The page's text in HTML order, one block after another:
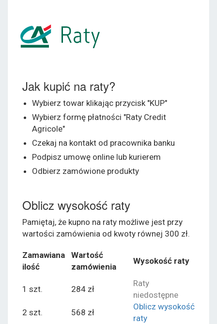
Jak kupić na raty?
Wybierz towar klikając przycisk "KUP"
Wybierz formę płatności "Raty Credit
Agricole"
Czekaj na kontakt od pracownika banku
Podpisz umowę online lub kurierem
Odbierz zamówione produkty
Oblicz wysokość raty
Pamiętaj, że kupno na raty możliwe jest przy
wartości zamówienia od kwoty równej 300 zł.
Zamawiana
ilość
Wartość
zamówienia
Wysokość raty
1 szt. 284 zł
Raty
niedostępne
2 szt.
568 zł
Oblicz wysokość
raty